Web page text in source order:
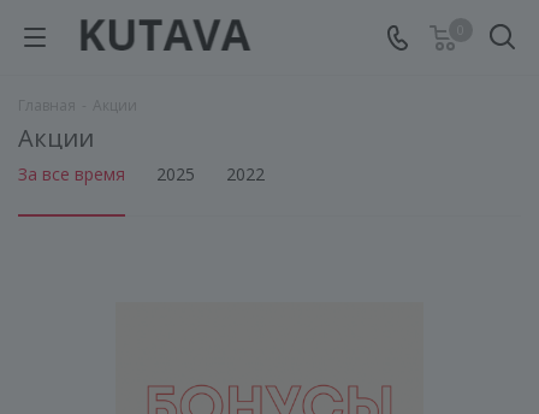
Акции
За все время 2025 2022